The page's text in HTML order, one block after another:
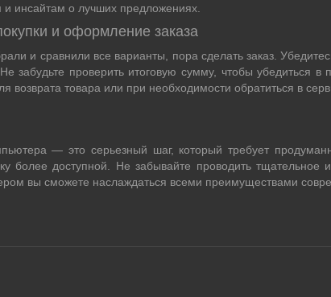
инсайтам о лучших предложениях.
и оформление заказа
и сравнили все варианты, пора сделать заказ.
забудьте проверить итоговую сумму, чтобы убедиться
возврата товара или при необходимости обратиться в
— это серьезный шаг, который требует
более доступной. Не забывайте проводить
вы сможете наслаждаться всеми преимуществами